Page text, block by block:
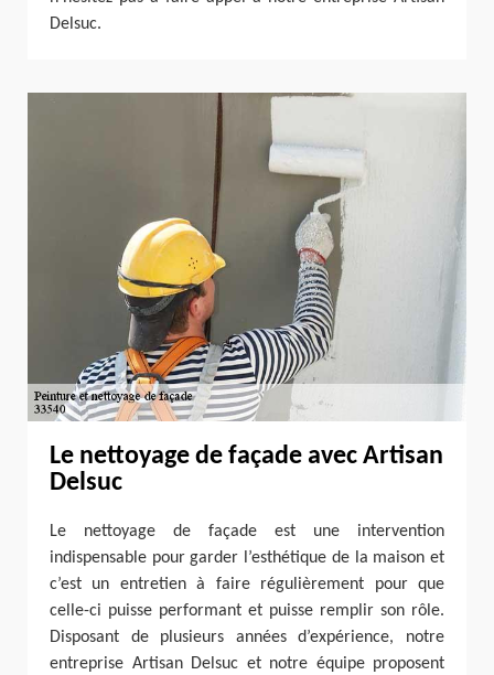
Delsuc.
Le nettoyage de façade avec Artisan
Delsuc
Le nettoyage de façade est une intervention
indispensable pour garder l’esthétique de la maison et
c’est un entretien à faire régulièrement pour que
celle-ci puisse performant et puisse remplir son rôle.
Disposant de plusieurs années d’expérience, notre
entreprise Artisan Delsuc et notre équipe proposent